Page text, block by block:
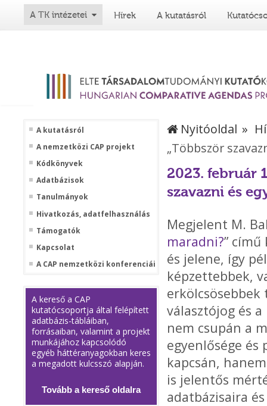
A TK intézetei Hírek A kutatásról
A kutatásról
A nemzetközi CAP projekt
Kódkönyvek
Adatbázisok
Tanulmányok
Hivatkozás, adatfelhasználás
Támogatók
Kapcsolat
A CAP nemzetközi konferenciái
A kereső a CAP
kutatócsoportja által felépített
adatbázis-tábláiban,
forrásaiban, valamint a projekt
munkájához kapcsolódó
egyéb háttéranyagokban keres
a megadott kulcsszó alapján.
Tovább a kereső oldalra
Nyitóoldal
„Többször
2023. február
szavazni és
Megjelent M.
maradni?”
és jelene, így
képzettebbek,
erkölcsösebbek
választójog és
nem csupán a
egyenlősége
kapcsán,
is jelentős
adatbázisaira